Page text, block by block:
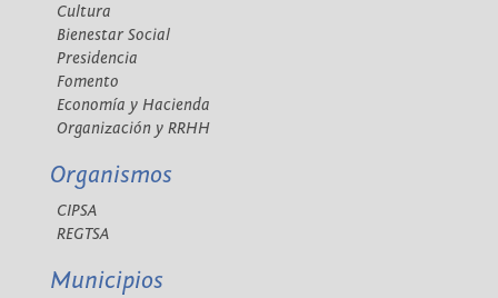
Cultura
Bienestar Social
Presidencia
Fomento
Economía y Hacienda
Organización y RRHH
Organismos
CIPSA
REGTSA
Municipios